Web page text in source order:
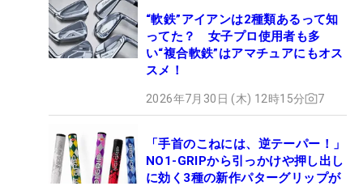
“軟鉄”アイアンは2種類あるって知
ってた？ 女子プロ使用者も多
い“複合軟鉄”はアマチュアにもオス
スメ！
2026年7月30日 (木) 12時15分 7
「手首のこねには、逆テーパー！」
NO1-GRIPから引っかけや押し出し
に効く3種の新作パターグリップが